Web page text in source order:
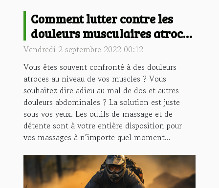
Comment lutter contre les
douleurs musculaires atroces
?
Vendredi 2 septembre 2022 00:12
Vous êtes souvent confronté à des douleurs
atroces au niveau de vos muscles ? Vous
souhaitez dire adieu au mal de dos et autres
douleurs abdominales ? La solution est juste
sous vos yeux. Les outils de massage et de
détente sont à votre entière disposition pour
vos massages à n’importe quel moment...